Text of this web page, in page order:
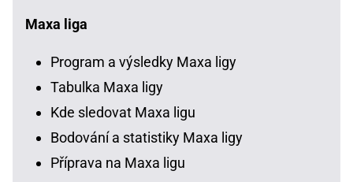
Maxa liga
Program a výsledky Maxa ligy
Tabulka Maxa ligy
Kde sledovat Maxa ligu
Bodování a statistiky Maxa ligy
Příprava na Maxa ligu